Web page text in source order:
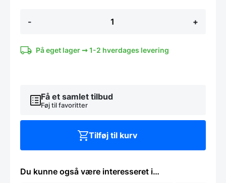
-
organisk
spejl,
størrelser
antal
+
På eget lager ➞ 1-2 hverdages levering
Få et samlet tilbud
Føj til favoritter
Tilføj til kurv
Du kunne også være interesseret i…